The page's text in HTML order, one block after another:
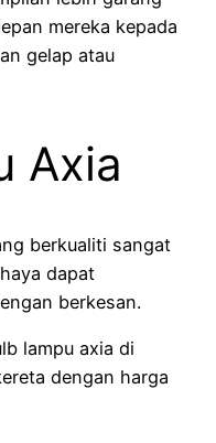
mereka kepada
gelap atau
Axia
berkualiti sangat
dapat
berkesan.
lampu axia di
dengan harga